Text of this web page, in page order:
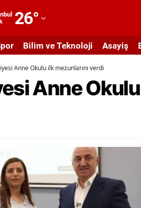
26°
Ağrı
Bilim ve Teknoloji Asayiş
Anne Okulu ilk mezunlarını verdi
Anne